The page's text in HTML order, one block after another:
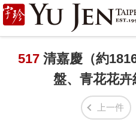
宇
珍
國
517 清嘉慶（約
盤、青花花卉
上一件